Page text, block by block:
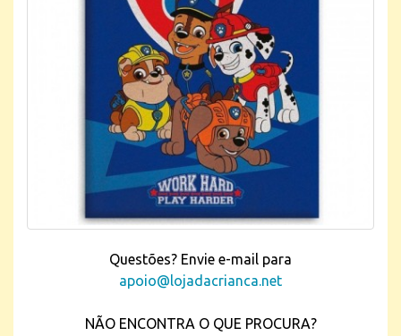
Questões? Envie e-mail para
apoio@lojadacrianca.net
NÃO ENCONTRA O QUE PROCURA?